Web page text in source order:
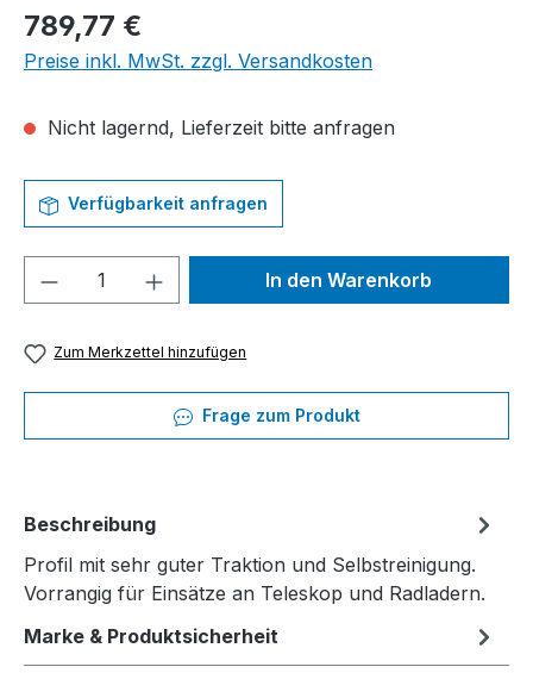
Regulärer Preis:
789,77 €
Preise inkl. MwSt. zzgl. Versandkosten
Nicht lagernd, Lieferzeit bitte anfragen
Verfügbarkeit anfragen
Produkt Anzahl: Gib denIn den Warenkorb
Zum Merkzettel hinzufügen
Frage zum Produkt
Beschreibung
Profil mit sehr guter Traktion und Selbstreinigung.
Vorrangig für Einsätze an Teleskop und Radladern.
Marke & Produktsicherheit